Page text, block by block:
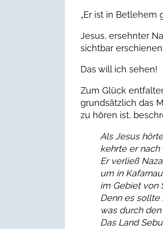
„Er ist in Betlehem
Jesus, ersehnter
sichtbar
Das will ich sehen!
Zum Glück
grundsätzlich das
zu hören ist,
Als Jesus
kehrte er nach
Er verließ
um in
im Gebiet von
Denn es sollte
was durch
Das Land